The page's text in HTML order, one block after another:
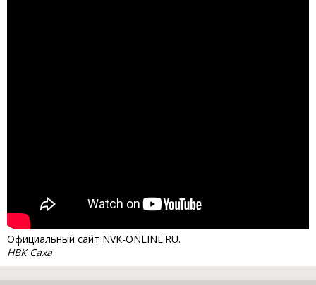
Официальный сайт NVK-ONLINE.RU.
НВК Саха